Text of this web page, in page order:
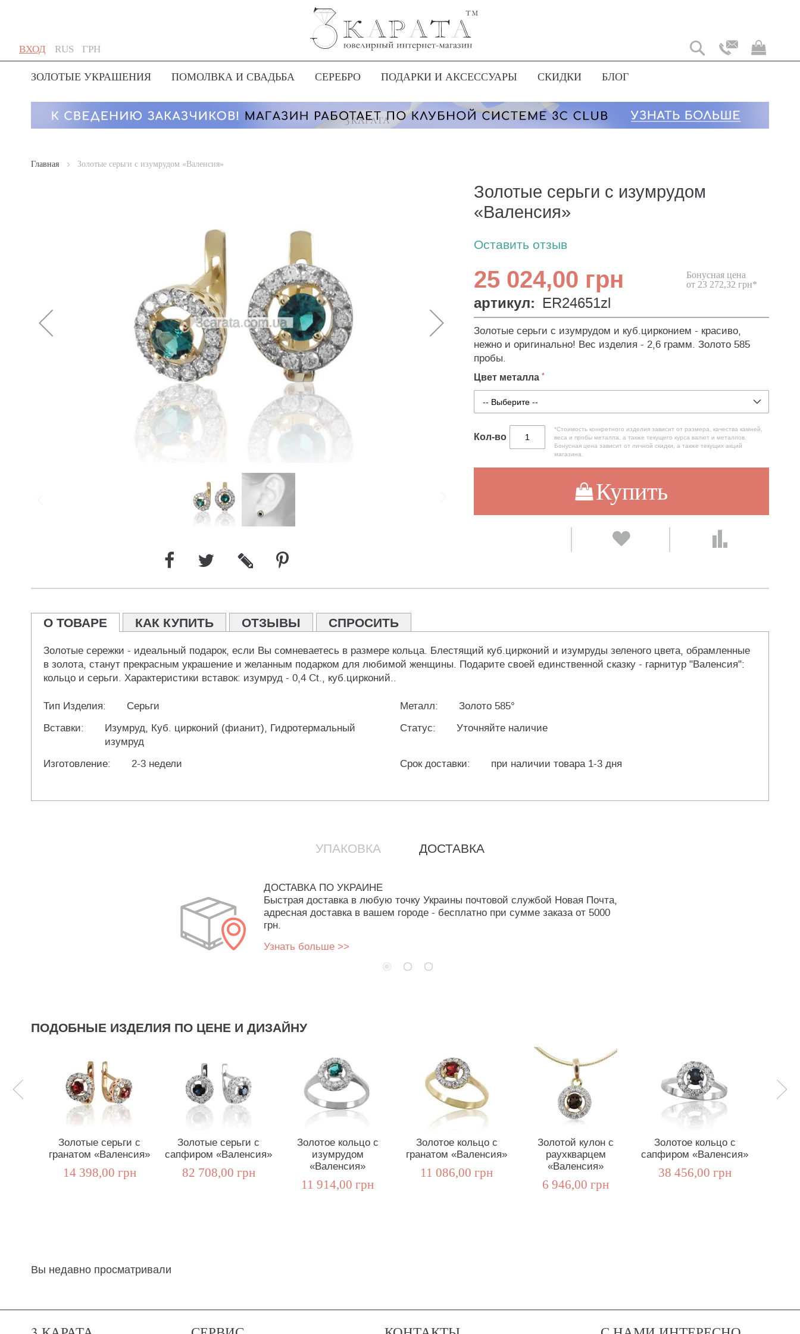
ВХОД
Skip
to
Content
Язык
RUS
Моя
Валюта
ГРН
ЗОЛОТЫЕ УКРАШЕНИЯ ПОМОЛВКА И СВАДЬБА СЕРЕБРО ПОДАРКИ И АКСЕССУАРЫ СКИДКИ БЛОГ
Главная Золотые серьги с изумрудом «Валенсия»
Золотые серьги с изумрудом
«Валенсия»
Оставить отзыв
25 024,00 грн
Бонусная цена
от 23 272,32 грн*
артикул: ER24651zl
Золотые серьги с изумрудом и куб.цирконием - красиво,
нежно и оригинально! Вес изделия - 2,6 грамм. Золото 585
пробы.
Цвет металла
Кол-во
*Стоимость конкретного изделия зависит от размера, качества камней,
веса и пробы металла, а также текущего курса валют и металлов.
Бонусная цена зависит от личной скидки, а также текущих акций
магазина.
Купить
О ТОВАРЕ КАК КУПИТЬ ОТЗЫВЫ СПРОСИТЬ
Золотые сережки - идеальный подарок, если Вы сомневаетесь в размере кольца. Блестящий куб.цирконий и изумруды зеленого цвета, обрамленные
в золота, станут прекрасным украшение и желанным подарком для любимой женщины. Подарите своей единственной сказку - гарнитур "Валенсия":
кольцо и серьги. Характеристики вставок: изумруд - 0,4 Ct., куб.цирконий..
Тип Изделия: Серьги Металл:
Золото 585°
Вставки:
Изумруд, Куб. цирконий (фианит), Гидротермальный
изумруд
Статус: Уточняйте наличие
Изготовление: 2-3 недели Срок доставки: при наличии товара 1-3 дня
УПАКОВКА ДОСТАВКА
ДОСТАВКА ПО УКРАИНЕ
Быстрая доставка в любую точку Украины почтовой службой Новая Почта,
адресная доставка в вашем городе - бесплатно при сумме заказа от 5000
грн.
Узнать больше >>
ПОДОБНЫЕ ИЗДЕЛИЯ ПО ЦЕНЕ И ДИЗАЙНУ
Золотые серьги с
гранатом «Валенсия»
14 398,00 грн
Золотые серьги с
сапфиром «Валенсия»
82 708,00 грн
Золотое кольцо с
изумрудом
«Валенсия»
11 914,00 грн
Золотое кольцо с
гранатом «Валенсия»
11 086,00 грн
Золотой кулон с
раухкварцем
«Валенсия»
6 946,00 грн
Золотое кольцо с
сапфиром «Валенсия»
38 456,00 грн
Вы недавно просматривали